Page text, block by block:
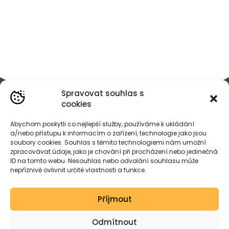
Spravovat souhlas s
cookies
Abychom poskytli co nejlepší služby, používáme k ukládání
a/nebo přístupu k informacím o zařízení, technologie jako jsou
soubory cookies. Souhlas s těmito technologiemi nám umožní
zpracovávat údaje, jako je chování při procházení nebo jedinečná
ID na tomto webu. Nesouhlas nebo odvolání souhlasu může
nepříznivě ovlivnit určité vlastnosti a funkce.
Příjmout
Odmítnout
Created by wessdesign.